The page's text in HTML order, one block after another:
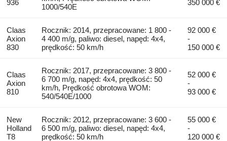
936
1000/540E
350 000 €
Claas
Axion
830
Rocznik: 2014, przepracowane: 1 800 -
4 400 m/g, paliwo: diesel, napęd: 4x4,
prędkość: 50 km/h
92 000 €
-
150 000 €
Claas
Axion
810
Rocznik: 2017, przepracowane: 3 800 -
6 700 m/g, napęd: 4x4, prędkość: 50
km/h, Prędkość obrotowa WOM:
540/540E/1000
52 000 €
-
93 000 €
New
Holland
T8
Rocznik: 2012, przepracowane: 3 600 -
6 500 m/g, paliwo: diesel, napęd: 4x4,
prędkość: 50 km/h
55 000 €
-
120 000 €